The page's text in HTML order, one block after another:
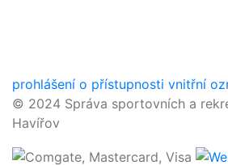
prohlášení o přístupnosti vnitřní
© 2024 Správa sportovních a
Havířov